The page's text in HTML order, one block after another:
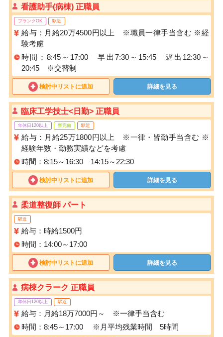
看護助手(病棟) 正職員
ブランクOK 駅近
給与：月給20万4500円以上 ※職員一律手当含む ※経
験考慮
時間：8:45～17:00 早出7:30～15:45 遅出12:30～
20:45 ※交替制
検討中リストに追加 詳細を見る
臨床工学技士<日勤> 正職員
年休日120以上 寮完備 駅近
給与：月給25万1800円以上 ※一律・皆勤手当含む ※
経験年数・勤務実績などを考慮
時間：8:15～16:30 14:15～22:30
検討中リストに追加 詳細を見る
柔道整復師 パート
駅近
給与：時給1500円
時間：14:00～17:00
検討中リストに追加 詳細を見る
病棟クラーク 正職員
年休日120以上 駅近
給与：月給18万7000円～ ※一律手当含む
時間：8:45～17:00 ※月平均残業時間 5時間